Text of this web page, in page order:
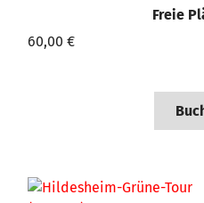
Freie
60,00 €